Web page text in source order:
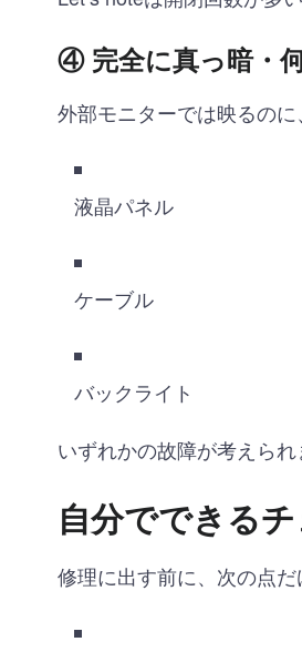
④ 完全に真っ暗・
外部モニターでは映るのに
液晶パネル
ケーブル
バックライト
いずれかの故障が考えられ
自分でできる
修理に出す前に、次の点だ